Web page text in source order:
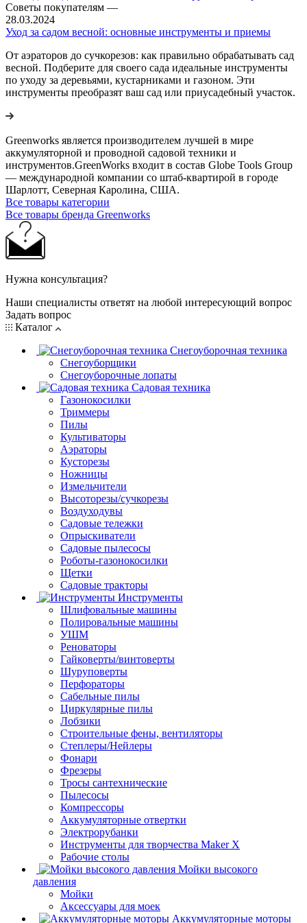
Советы покупателям —
28.03.2024
Уход за садом весной: основные инструменты и приемы
От аэраторов до сучкорезов: как правильно обрабатывать сад
весной. Подберите для своего сада идеальные инструменты
по уходу за деревьями, кустарниками и газоном. Эти
инструменты преобразят ваш сад или приусадебный участок.
Greenworks является производителем лучшей в мире
аккумуляторной и проводной садовой техники и
инструментов.GreenWorks входит в состав Globe Tools Group
— международной компании со штаб-квартирой в городе
Шарлотт, Северная Каролина, США.
Все товары категории
Все товары бренда Greenworks
Нужна консультация?
Наши специалисты ответят на любой интересующий вопрос
Задать вопрос
Каталог
Снегоуборочная техника
Снегоуборщики
Снегоуборочные лопаты
Садовая техника
Газонокосилки
Триммеры
Пилы
Культиваторы
Аэраторы
Кусторезы
Ножницы
Измельчители
Высоторезы/сучкорезы
Воздуходувы
Садовые тележки
Опрыскиватели
Садовые пылесосы
Роботы-газонокосилки
Щетки
Садовые тракторы
Инструменты
Шлифовальные машины
Полировальные машины
УШМ
Реноваторы
Гайковерты/винтоверты
Шуруповерты
Перфораторы
Сабельные пилы
Циркулярные пилы
Лобзики
Строительные фены, вентиляторы
Степлеры/Нейлеры
Фонари
Фрезеры
Тросы сантехнические
Пылесосы
Компрессоры
Аккумуляторные отвертки
Электрорубанки
Инструменты для творчества Maker X
Рабочие столы
Мойки высокого
давления
Мойки
Аксессуары для моек
Аккумуляторные моторы